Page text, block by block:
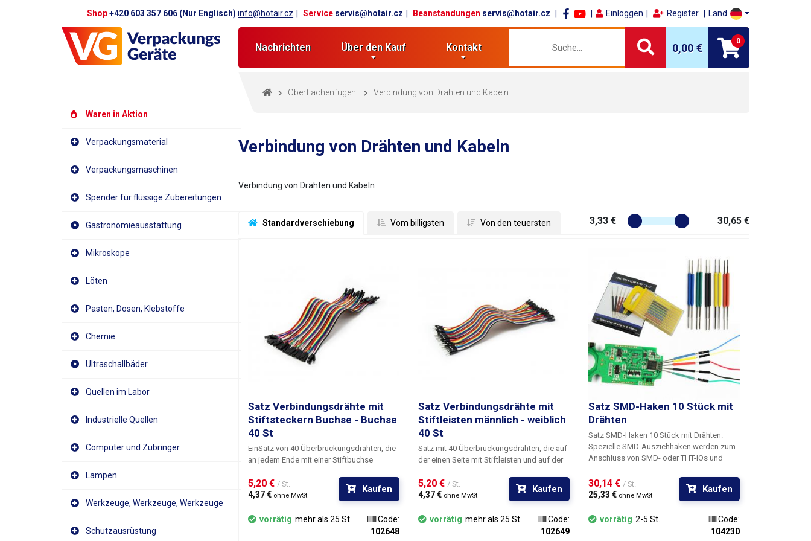
Shop+420 603 357 606 (Nur Englisch)info@hotair.cz Service servis@hotair.cz Beanstandungen servis@hotair.cz Einloggen Register Land
Nachrichten Über den Kauf Kontakt 0,00 €
0
Waren in Aktion
Verpackungsmaterial
Verpackungsmaschinen
Spender für flüssige Zubereitungen
Gastronomieausstattung
Mikroskope
Löten
Pasten, Dosen, Klebstoffe
Chemie
Ultraschallbäder
Quellen im Labor
Industrielle Quellen
Computer und Zubringer
Lampen
Werkzeuge, Werkzeuge, Werkzeuge
Schutzausrüstung
Oberflächenfugen Verbindung von Drähten und Kabeln
Verbindung von Drähten und Kabeln
Verbindung von Drähten und Kabeln
Standardverschiebung Vom billigsten Von den teuersten 3,33 € 30,65 €
Satz Verbindungsdrähte mit
Stiftsteckern Buchse - Buchse
40 St
EinSatz von 40 Überbrückungsdrähten, die
an jedem Ende mit einer Stiftbuchse
nicht lötbaren Arrays und auf universellen
Entwicklungsplatinen als Stift-zu-Stift-
sogenannten Spange von 40 Stück
geliefert, aus der sie in der gewünschten
5,20 € / St.
4,37 € ohne MwSt
Kaufen
vorrätig mehr als 25 St.
Code:
102648
Satz Verbindungsdrähte mit
Stiftleisten männlich - weiblich
40 St
Satz mit 40 Überbrückungsdrähten, die auf
der einen Seite mit Stiftleisten und auf der
sind, für den Einsatz in lötfreien Bereichen
und auf universellen Entwicklungsplatinen.
Spange von 40 Stück geliefert, aus der sie
in der gewünschten Menge einzeln oder
5,20 € / St.
4,37 € ohne MwSt
Kaufen
vorrätig mehr als 25 St.
Code:
102649
Satz SMD-Haken 10 Stück mit
Drähten
Satz SMD-Haken 10 Stück mit Drähten.
Spezielle SMD-Ausziehhaken werden zum
Anschluss von SMD- oder THT-IOs und
Diese Haken unterscheiden sich von den
klassischen Haken durch ihre Größe, sie
sind so winzig, dass sie leicht hinter die
Stifte der auf die Leiterplatte gelöteten
integrierten Schaltungen geschnappt
30,14 € / St.
25,33 € ohne MwSt
Kaufen
vorrätig 2-5 St.
Code:
104230